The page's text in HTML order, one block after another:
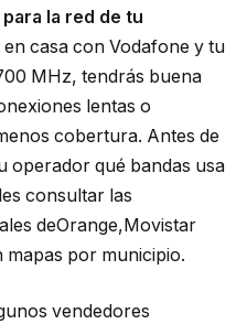
la red de tu
en casa con Vodafone y tu
MHz, tendrás buena
lentas o
cobertura. Antes de
operador qué bandas usa
consultar las
deOrange,Movistar
por municipio.
vendedores